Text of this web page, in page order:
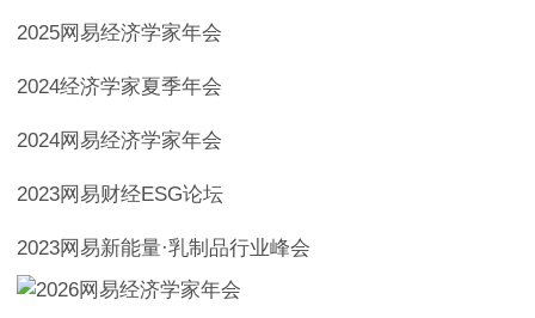
2025网易经济学家年会
2024经济学家夏季年会
2024网易经济学家年会
2023网易财经ESG论坛
2023网易新能量·乳制品行业峰会